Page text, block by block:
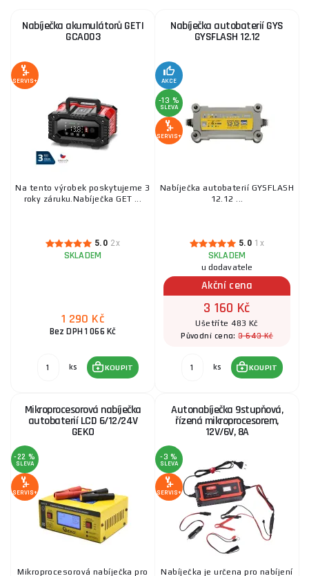
Stačí si jen vybrat. O radu při výběru, koupi či platbě nás
Testery autobaterií
Nabíječka akumulátorů GETI
GCA003
SERVIS+
Na tento výrobek poskytujeme 3
roky záruku.Nabíječka GET ...
5.0 2x
SKLADEM
1 290 Kč
Bez DPH 1 066 Kč
ks KOUPIT
Nabíječka autobaterií GYS
GYSFLASH 12.12
AKCE
-13 %
SLEVA
SERVIS+
Nabíječka autobaterií GYSFLASH
12.12 ...
5.0 1x
SKLADEM
u dodavatele
Akční cena
3 160 Kč
Ušetříte 483 Kč
Původní cena:3 643 Kč
ks KOUPIT
Mikroprocesorová nabíječka
autobaterií LCD 6/12/24V
GEKO
-22 %
SLEVA
SERVIS+
Mikroprocesorová nabíječka pro
Autonabíječka 9stupňová,
řízená mikroprocesorem,
12V/6V, 8A
-3 %
SLEVA
SERVIS+
Nabíječka je určena pro nabíjení